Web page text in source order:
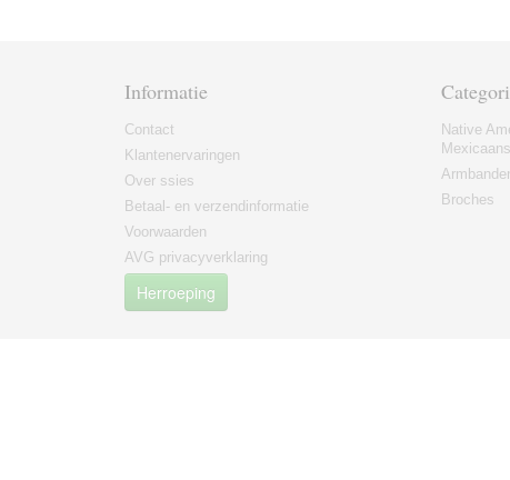
Informatie
Contact
Klantenervaringen
Over ssies
Betaal- en verzendinformatie
Voorwaarden
AVG privacyverklaring
Herroeping
Native
Mexicaans
Broches